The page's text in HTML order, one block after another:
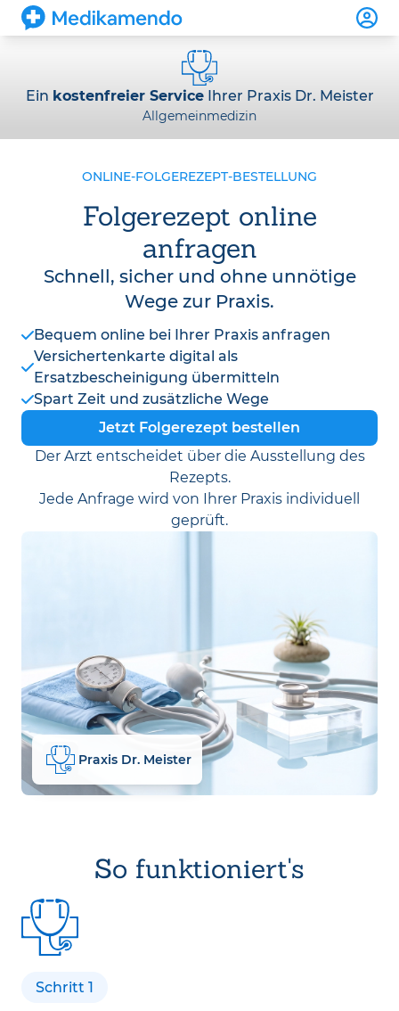
Ein kostenfreier ServiceIhrer Praxis Dr. Meister
Allgemeinmedizin
ONLINE-FOLGEREZEPT-BESTELLUNG
Folgerezept online
anfragen
Schnell, sicher und ohne unnötige
Wege zur Praxis.
Bequem online bei Ihrer Praxis anfragen
Versichertenkarte digital als
Ersatzbescheinigung übermitteln
Spart Zeit und zusätzliche Wege
Jetzt Folgerezept bestellen
Der Arzt entscheidet über die Ausstellung des
Rezepts.
Jede Anfrage wird von Ihrer Praxis individuell
geprüft.
Praxis Dr. Meister
So funktioniert's
Schritt 1